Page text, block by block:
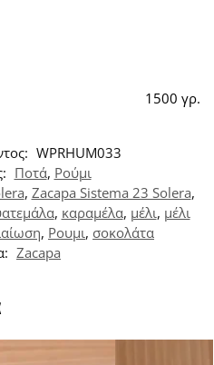
1500 γρ.
WPRHUM033
Ποτά, Ρούμι
, Zacapa Sistema 23 Solera,
, καραμέλα, μέλι, μέλι
, Ρουμι, σοκολάτα
Zacapa